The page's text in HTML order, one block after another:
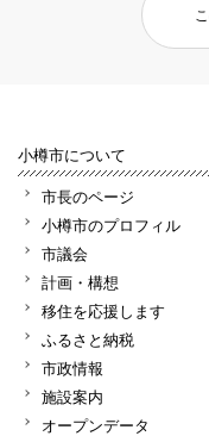
小樽市について
市長のページ
小樽市のプロフィル
市議会
計画・構想
移住を応援します
ふるさと納税
市政情報
施設案内
オープンデータ